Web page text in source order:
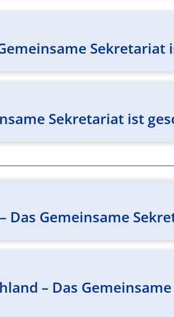
Sekretariat
Sekretariat ist
Das Gemeinsame
– Das